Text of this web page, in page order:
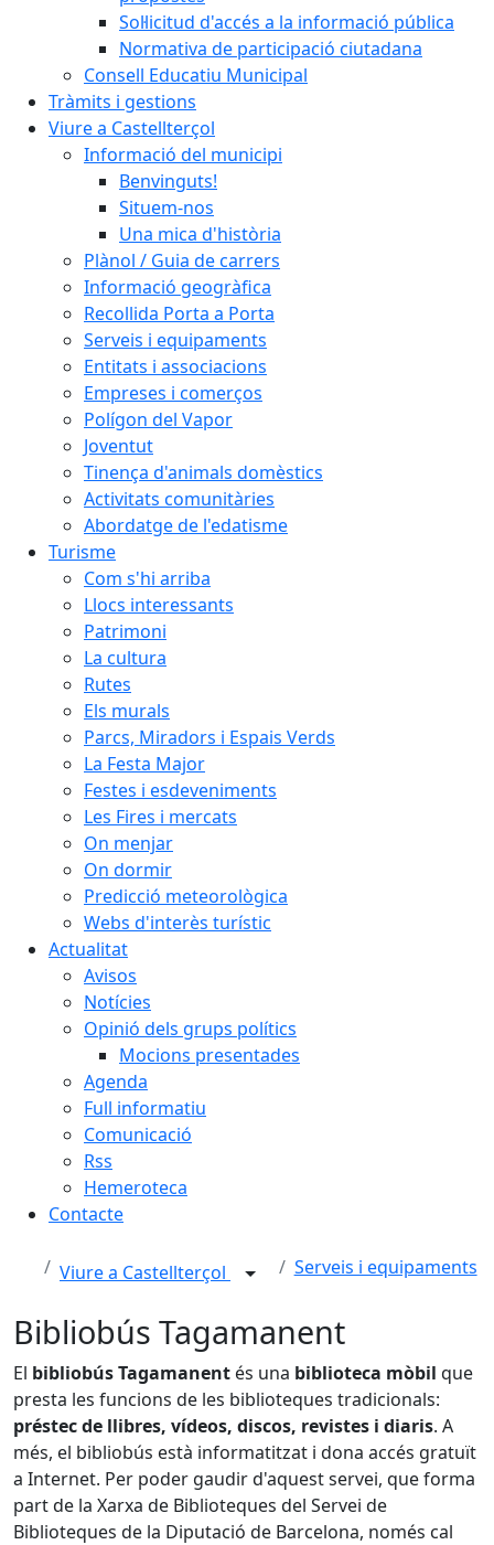
Sol·licitud d'accés a la informació pública
Normativa de participació ciutadana
Consell Educatiu Municipal
Tràmits i gestions
Viure a Castellterçol
Informació del municipi
Benvinguts!
Situem-nos
Una mica d'història
Plànol / Guia de carrers
Informació geogràfica
Recollida Porta a Porta
Serveis i equipaments
Entitats i associacions
Empreses i comerços
Polígon del Vapor
Joventut
Tinença d'animals domèstics
Activitats comunitàries
Abordatge de l'edatisme
Turisme
Com s'hi arriba
Llocs interessants
Patrimoni
La cultura
Rutes
Els murals
Parcs, Miradors i Espais Verds
La Festa Major
Festes i esdeveniments
Les Fires i mercats
On menjar
On dormir
Predicció meteorològica
Webs d'interès turístic
Actualitat
Avisos
Notícies
Opinió dels grups polítics
Mocions presentades
Agenda
Full informatiu
Comunicació
Rss
Hemeroteca
Contacte
Viure a Castellterçol Serveis i equipaments
Bibliobús Tagamanent
El bibliobús Tagamanent és una biblioteca mòbil que
presta les funcions de les biblioteques tradicionals:
préstec de llibres, vídeos, discos, revistes i diaris. A
més, el bibliobús està informatitzat i dona accés gratuït
a Internet. Per poder gaudir d'aquest servei, que forma
part de la Xarxa de Biblioteques del Servei de
Biblioteques de la Diputació de Barcelona, només cal